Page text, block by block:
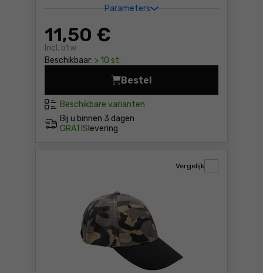
Parameters
11,50 €
Incl. btw
Beschikbaar: > 10 st.
Beschikbare varianten
Bij u binnen 3 dagen
GRATIS levering
Bestel
T-shirt Lahti Pro L40214
Vergelijk